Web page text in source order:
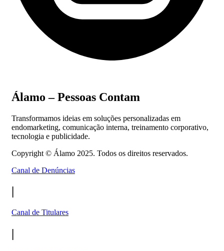
Álamo – Pessoas Contam
Transformamos ideias em soluções personalizadas em
endomarketing, comunicação interna, treinamento corporativo,
tecnologia e publicidade.
Copyright © Álamo 2025. Todos os direitos reservados.
Canal de Denúncias
Canal de Titulares